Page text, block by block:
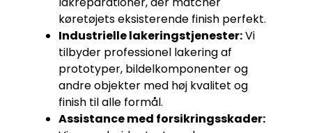
køretøjets eksisterende finish perfekt.
Industrielle lakeringstjenester:Vi
tilbyder professionel lakering af
prototyper, bildelkomponenter og
andre objekter med høj kvalitet og
finish til alle formål.
Assistance med forsikringsskader: